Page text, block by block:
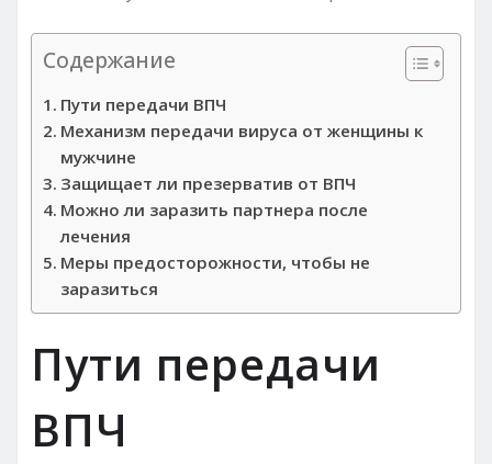
Содержание
Пути передачи ВПЧ
Механизм передачи вируса от женщины к
мужчине
Защищает ли презерватив от ВПЧ
Можно ли заразить партнера после
лечения
Меры предосторожности, чтобы не
заразиться
Пути передачи
ВПЧ